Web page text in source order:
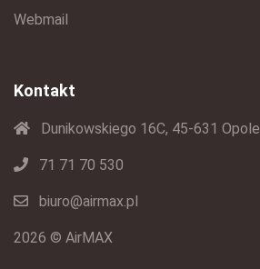
Webmail
Kontakt
Dunikowskiego 16C, 45-631 Opole
71 71 70 530
biuro@airmax.pl
2026 © AirMAX